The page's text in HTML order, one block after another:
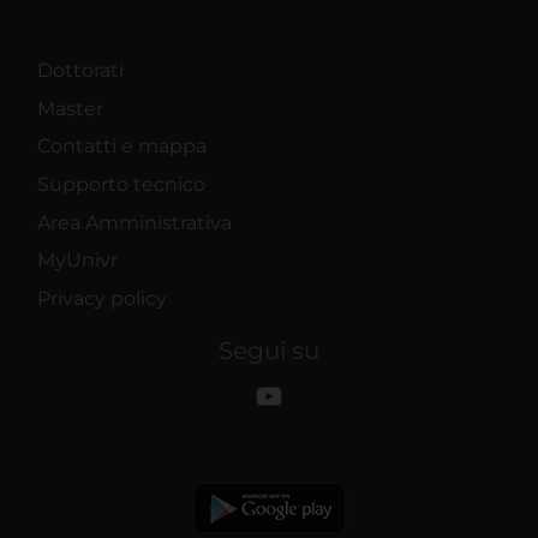
Dottorati
Master
Contatti e mappa
Supporto tecnico
Area Amministrativa
MyUnivr
Privacy policy
Segui su